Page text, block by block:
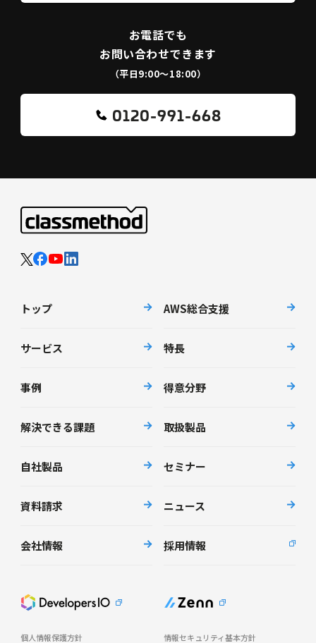
お電話でも
お問い合わせできます
（平日9:00〜18:00）
0120-991-668
トップ AWS総合支援
サービス 特長
事例 得意分野
解決できる課題 取扱製品
自社製品 セミナー
資料請求 ニュース
会社情報 採用情報
個人情報保護方針 情報セキュリティ基本方針